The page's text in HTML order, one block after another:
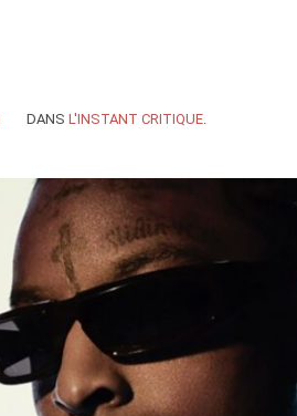
DANS L'INSTANT CRITIQUE